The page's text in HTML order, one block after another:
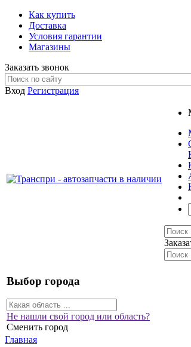
Как купить
Доставка
Условия гарантии
Магазины
Заказать звонок
Вход Регистрация
Выбор города
Не нашли свой город или область?
Сменить город
Главная